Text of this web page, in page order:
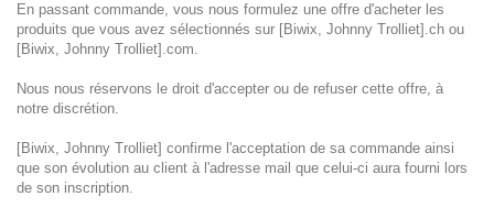
En passant commande, vous nous formulez une offre d'acheter les
produits que vous avez sélectionnés sur [Biwix, Johnny Trolliet].ch ou
[Biwix, Johnny Trolliet].com.
Nous nous réservons le droit d'accepter ou de refuser cette offre, à
notre discrétion.
[Biwix, Johnny Trolliet] confirme l'acceptation de sa commande ainsi
que son évolution au client à l'adresse mail que celui-ci aura fourni lors
de son inscription.